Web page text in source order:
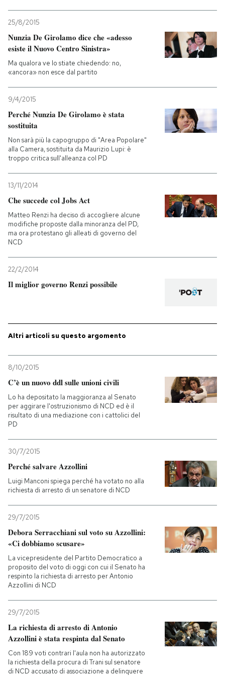
25/8/2015
Nunzia De Girolamo dice che «adesso
esiste il Nuovo Centro Sinistra»
Ma qualora ve lo stiate chiedendo: no,
«ancora» non esce dal partito
9/4/2015
Perché Nunzia De Girolamo è stata
sostituita
Non sarà più la capogruppo di "Area Popolare"
alla Camera, sostituita da Maurizio Lupi: è
troppo critica sull'alleanza col PD
13/11/2014
Che succede col Jobs Act
Matteo Renzi ha deciso di accogliere alcune
modifiche proposte dalla minoranza del PD,
ma ora protestano gli alleati di governo del
NCD
22/2/2014
Il miglior governo Renzi possibile
Altri articoli su questo argomento
8/10/2015
C’è un nuovo ddl sulle unioni civili
Lo ha depositato la maggioranza al Senato
per aggirare l'ostruzionismo di NCD ed è il
risultato di una mediazione con i cattolici del
PD
30/7/2015
Perché salvare Azzollini
Luigi Manconi spiega perché ha votato no alla
richiesta di arresto di un senatore di NCD
29/7/2015
Debora Serracchiani sul voto su Azzollini:
«Ci dobbiamo scusare»
La vicepresidente del Partito Democratico a
proposito del voto di oggi con cui il Senato ha
respinto la richiesta di arresto per Antonio
Azzollini di NCD
29/7/2015
La richiesta di arresto di Antonio
Azzollini è stata respinta dal Senato
Con 189 voti contrari l'aula non ha autorizzato
la richiesta della procura di Trani sul senatore
di NCD accusato di associazione a delinquere